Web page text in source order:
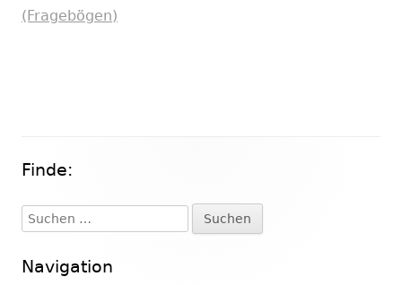
(Fragebögen)
Haupt-
Seitenleiste
Finde:
Suchen
nach:
Navigation